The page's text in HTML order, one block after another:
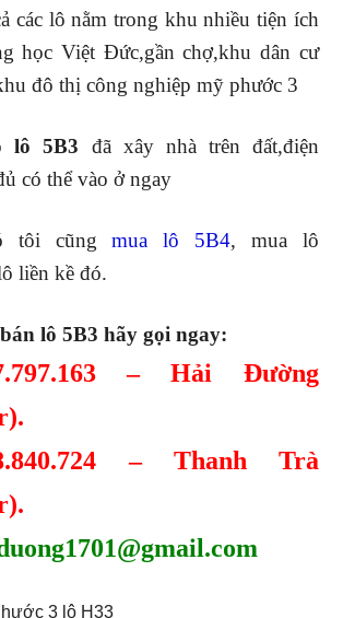
các lô nằm trong khu nhiều tiện ích
học Việt Đức,gần chợ,khu dân cư
đô thị công nghiệp mỹ phước 3
lô 5B3 đã xây nhà trên đất,điện
có thể vào ở ngay
tôi cũngmua lô 5B4, mua lô
liền kề đó.
lô 5B3 hãy gọi ngay:
– Hải Đường
– Thanh Trà